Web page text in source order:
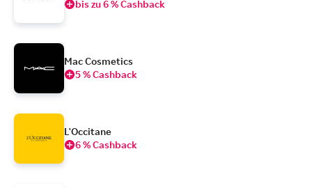
bis zu 6 % Cashback
Mac Cosmetics
5 % Cashback
L'Occitane
6 % Cashback